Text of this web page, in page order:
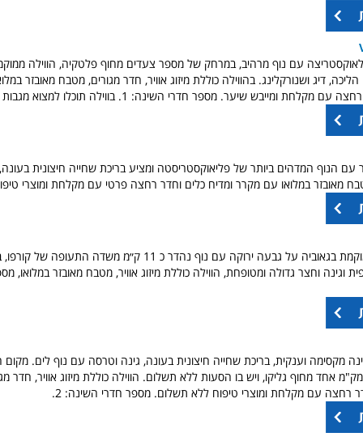
עם נוף מרהיב, במרחק של מספר צעדים מחוף פלטקיה, הווילה
הליכה, דיג ושנורקלינג. בהווילה כוללת מיזוג אוויר, חדר מגורים, מטבח מאובזר
ומייבש שיער. מספר חדרי השינה: 1. בווילה תוכלו למצוא מגבות ומצעים.
עם הנוף המדהים ביותר של פליאוקסטריסטה ומציע בריכת שחייה חיצונית
מאובזר במלואו עם מקרר ומדיח כלים וחדר רחצה פרטי עם מקלחת ומוצרי
וילה מומלצת הממוקמת בגאוביה על גבעה ירוקה עם נוף נהדר כ 11 ק״מ
וגינה וחצר גדולה ומטופחת, הווילה כוללת מיזוג אוויר, מטבח מאובזר במלואו,
מקסימה וענקית, בריכת שחייה חיצונית בעונה, גינה וטרסה עם נוף לים. מקום
אחד מחוף גליקו, ויש בו הסעות ללא תשלום. הווילה כוללת מיזוג אוויר, חדר
רחצה עם מקלחת ומוצרי טיפוח ללא תשלום. מספר חדרי השינה: 2.